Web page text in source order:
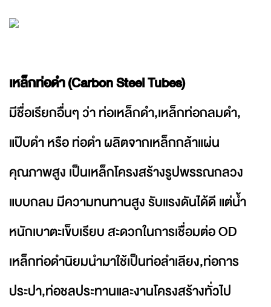
เหล็กท่อดำ (Carbon Steel Tubes)
มีชื่อเรียกอื่นๆ ว่า ท่อเหล็กดำ,เหล็กท่อกลมดำ,
แป๊บดำ หรือ ท่อดำ ผลิตจากเหล็กกล้าแผ่น
คุณภาพสูง เป็นเหล็กโครงสร้างรูปพรรณกลวง
แบบกลม มีความทนทานสูง รับแรงดันได้ดี แต่น้ำ
หนักเบาตะเข็บเรียบ สะดวกในการเชื่อมต่อ OD
เหล็กท่อดำนิยมนำมาใช้เป็นท่อลำเลียง,ท่อการ
ประปา,ท่อชลประทานและงานโครงสร้างทั่วไป